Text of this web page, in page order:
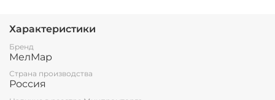
полимерного листа высочайшего качества,
профиль, благодаря чему имеет высокую
износоустойчивость и прочность. Имеется лоток
для мела/маркера и принадлежностей.
Стальная основа доски даёт возможность
Характеристики
Бренд
МелМар
Страна производства
Россия